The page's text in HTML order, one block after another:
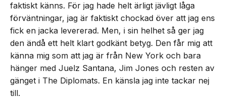
faktiskt känns. För jag hade helt ärligt jävligt låga
förväntningar, jag är faktiskt chockad över att jag ens
fick en jacka levererad. Men, i sin helhet så ger jag
den ändå ett helt klart godkänt betyg. Den får mig att
känna mig som att jag är från New York och bara
hänger med Juelz Santana, Jim Jones och resten av
gänget i The Diplomats. En känsla jag inte tackar nej
till.